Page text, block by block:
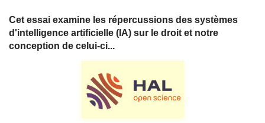
Cet essai examine les répercussions des systèmes
d'intelligence artificielle (IA) sur le droit et notre
conception de celui-ci...